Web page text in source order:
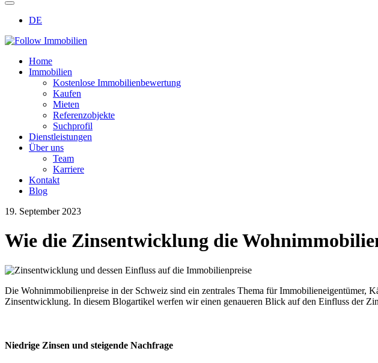
DE
Home
Immobilien
Kostenlose Immobilienbewertung
Kaufen
Mieten
Referenzobjekte
Suchprofil
Dienstleistungen
Über uns
Team
Karriere
Kontakt
Blog
19. September 2023
Wie die Zinsentwicklung die
Die Wohnimmobilienpreise in der Schweiz sind ein zentrales Thema für Immobilieneigentümer,
Zinsentwicklung. In diesem Blogartikel werfen wir einen genaueren Blick auf den Einfluss der
Niedrige Zinsen und steigende Nachfrage